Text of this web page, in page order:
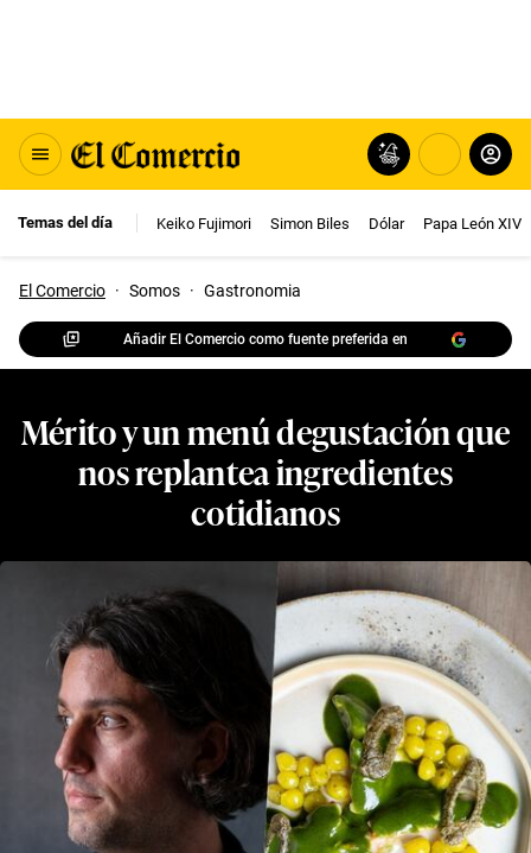
Temas del día Keiko Fujimori Simon Biles Dólar Papa León XIV
El Comercio · Somos · Gastronomia
Añadir El Comercio como fuente preferida en
Mérito y un menú degustación que
nos replantea ingredientes
cotidianos